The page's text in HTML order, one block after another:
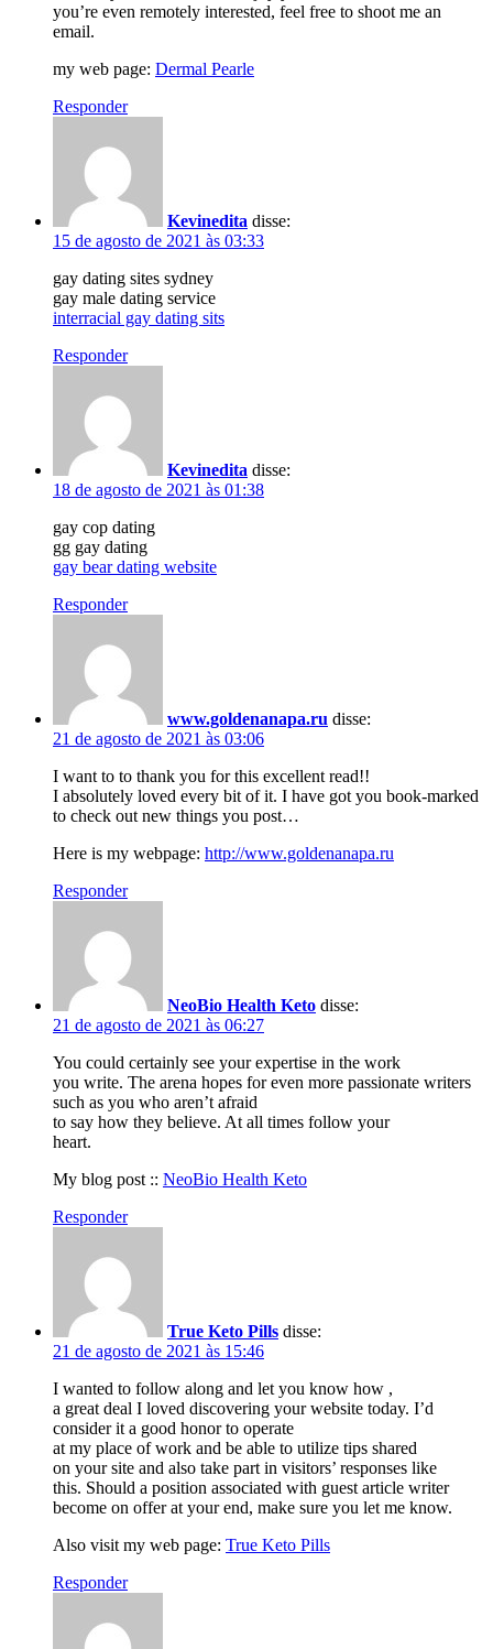
you’re even remotely interested, feel free to shoot me an
email.
my web page: Dermal Pearle
Responder
Kevinedita disse:
15 de agosto de 2021 às 03:33
gay dating sites sydney
gay male dating service
interracial gay dating sits
Responder
Kevinedita disse:
18 de agosto de 2021 às 01:38
gay cop dating
gg gay dating
gay bear dating website
Responder
www.goldenanapa.ru disse:
21 de agosto de 2021 às 03:06
I want to to thank you for this excellent read!!
I absolutely loved every bit of it. I have got you book-marked
to check out new things you post…
Here is my webpage: http://www.goldenanapa.ru
Responder
NeoBio Health Keto disse:
21 de agosto de 2021 às 06:27
You could certainly see your expertise in the work
you write. The arena hopes for even more passionate writers
such as you who aren’t afraid
to say how they believe. At all times follow your
heart.
My blog post :: NeoBio Health Keto
Responder
True Keto Pills disse:
21 de agosto de 2021 às 15:46
I wanted to follow along and let you know how ,
a great deal I loved discovering your website today. I’d
consider it a good honor to operate
at my place of work and be able to utilize tips shared
on your site and also take part in visitors’ responses like
this. Should a position associated with guest article writer
become on offer at your end, make sure you let me know.
Also visit my web page: True Keto Pills
Responder